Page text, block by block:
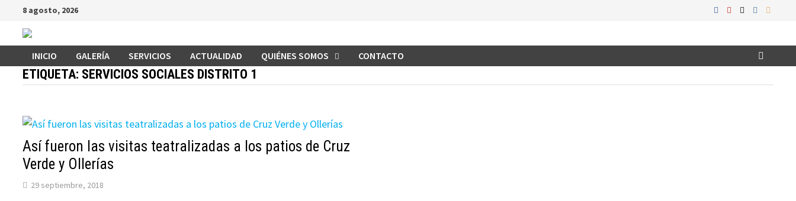
Saltar
contenido
8 agosto, 2026
INICIO GALERÍA SERVICIOS ACTUALIDAD QUIÉNES SOMOS CONTACTO
ETIQUETA: SERVICIOS SOCIALES DISTRITO 1
Así fueron las visitas teatralizadas a los patios de Cruz
Verde y Ollerías
29 septiembre, 2018